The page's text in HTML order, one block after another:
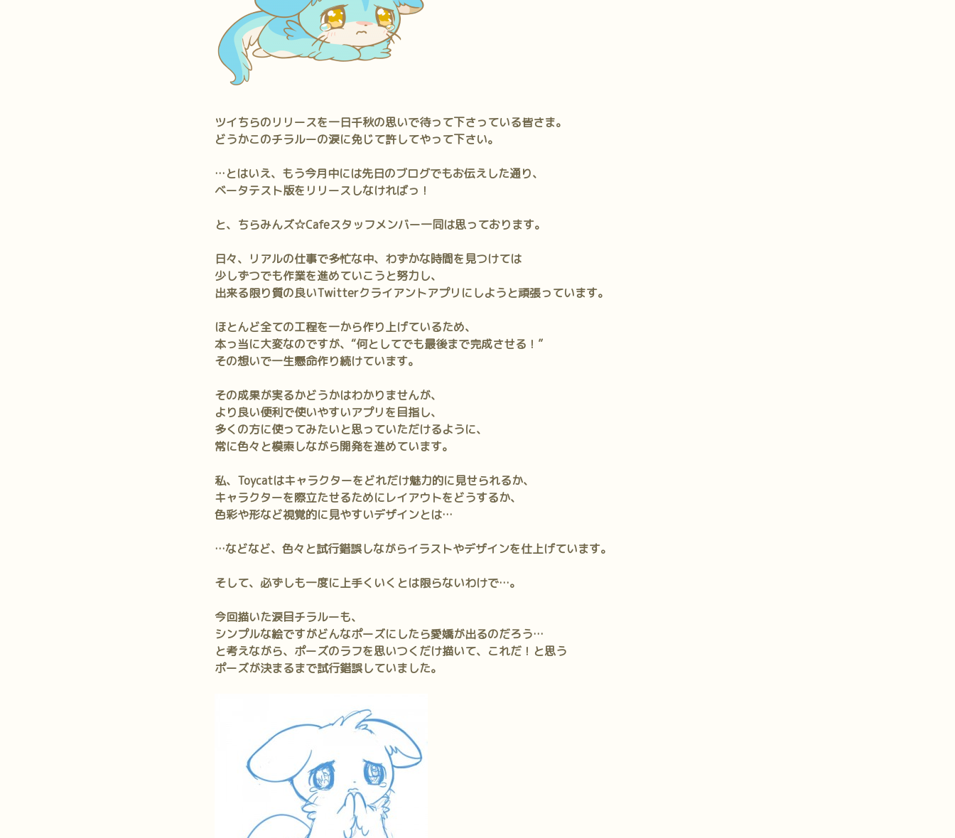
ツイちらのリリースを一日千秋の思いで待って下さっている皆さま。
どうかこのチラルーの涙に免じて許してやって下さい。
…とはいえ、もう今月中には先日のブログでもお伝えした通り、
ベータテスト版をリリースしなければっ！
と、ちらみんズ☆Cafeスタッフメンバー一同は思っております。
日々、リアルの仕事で多忙な中、わずかな時間を見つけては
少しずつでも作業を進めていこうと努力し、
出来る限り質の良いTwitterクライアントアプリにしようと頑張っています。
ほとんど全ての工程を一から作り上げているため、
本っ当に大変なのですが、“何としてでも最後まで完成させる！”
その想いで一生懸命作り続けています。
その成果が実るかどうかはわかりませんが、
より良い便利で使いやすいアプリを目指し、
多くの方に使ってみたいと思っていただけるように、
常に色々と模索しながら開発を進めています。
私、Toycatはキャラクターをどれだけ魅力的に見せられるか、
キャラクターを際立たせるためにレイアウトをどうするか、
色彩や形など視覚的に見やすいデザインとは…
…などなど、色々と試行錯誤しながらイラストやデザインを仕上げています。
そして、必ずしも一度に上手くいくとは限らないわけで…。
今回描いた涙目チラルーも、
シンプルな絵ですがどんなポーズにしたら愛嬌が出るのだろう…
と考えながら、ポーズのラフを思いつくだけ描いて、これだ！と思う
ポーズが決まるまで試行錯誤していました。